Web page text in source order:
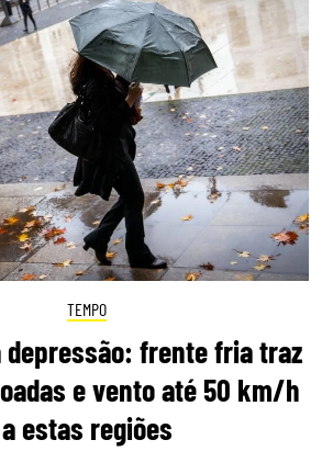
TEMPO
depressão: frente fria traz
e vento até 50 km/h
a estas regiões